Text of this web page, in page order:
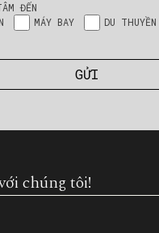
ĐẾN
MÁY BAY DU THUYỀN
chúng tôi!